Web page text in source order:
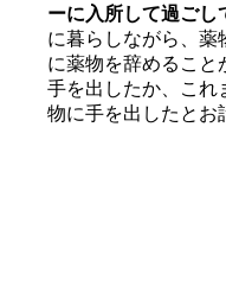
ーに入所して過ごし
に暮らしながら、薬
に薬物を辞めること
手を出したか、これ
物に手を出したとお